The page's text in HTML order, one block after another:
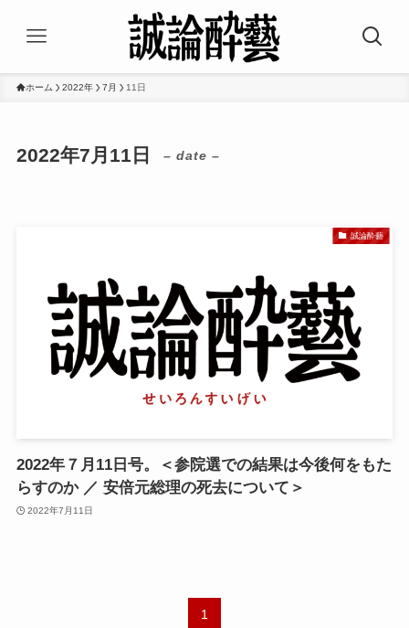
ホーム 2022年 7月 11日
2022年7月11日 – date –
誠論酔藝
2022年７月11日号。＜参院選での結果は今後何をもた
らすのか ／ 安倍元総理の死去について＞
2022年7月11日
1